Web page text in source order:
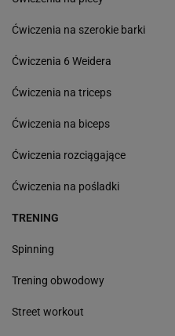
Ćwiczenia na szerokie barki
Ćwiczenia 6 Weidera
Ćwiczenia na triceps
Ćwiczenia na biceps
Ćwiczenia rozciągające
Ćwiczenia na pośladki
TRENING
Spinning
Trening obwodowy
Street workout